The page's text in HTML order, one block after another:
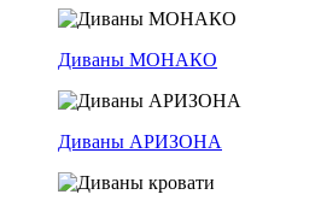
Диваны МОНАКО
Диваны АРИЗОНА